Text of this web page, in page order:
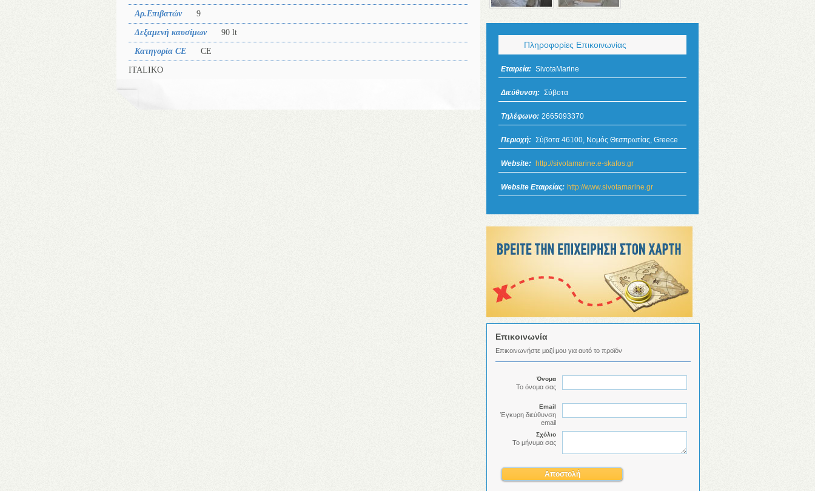
Αρ.Επιβατών 9
Δεξαμενή καυσίμων 90 lt
Κατηγορία CE CE
ITALIKO
Πληροφορίες Επικοινωνίας
Εταιρεία: SivotaMarine
Διεύθυνση: Σύβοτα
Τηλέφωνο: 2665093370
Περιοχή: Σύβοτα 46100, Νομός Θεσπρωτίας, Greece
Website: http://sivotamarine.e-skafos.gr
Website Εταιρείας: http://www.sivotamarine.gr
Επικοινωνία
Επικοινωνήστε μαζί μου για αυτό το προϊόν
Όνομα
Το όνομα σας
Email
Έγκυρη διεύθυνση
email
Σχόλιο
Το μήνυμα σας